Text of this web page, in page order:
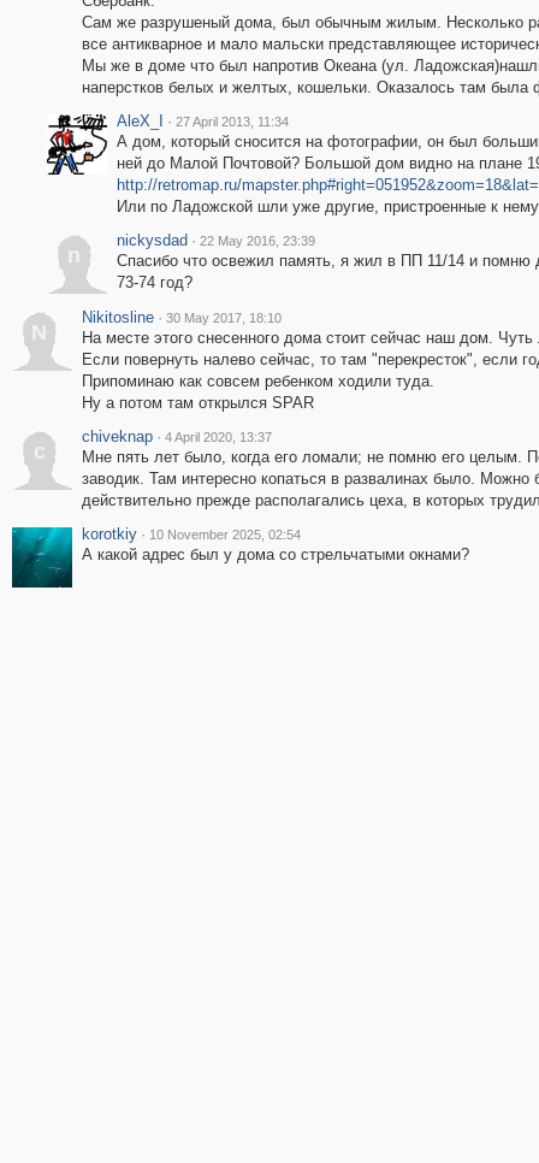
Сам же разрушеный дома, был обычным жилым. Несколько
все антикварное и мало мальски представляющее
Мы же в доме что был напротив Океана (ул.
наперстков белых и желтых, кошельки. Оказалось там была
AleX_I
· 27 April 2013, 11:34
А дом, который сносится на фотографии, он был
ней до Малой Почтовой? Большой дом видно на плане
http://retromap.ru/
Или по Ладожской шли уже другие, пристроенные к
n
nickysdad · 22 May 2016, 23:39
Спасибо что освежил память, я жил в ПП 11/14 и помню
73-74 год?
N
Nikitosline · 30 May 2017, 18:10
На месте этого снесенного дома стоит сейчас наш дом. Чуть
Если повернуть налево сейчас, то там "перекресток", если
Припоминаю как совсем ребенком ходили туда.
Ну а потом там открылся SPAR
c
chiveknap · 4 April 2020, 13:37
Мне пять лет было, когда его ломали; не помню его целым.
заводик. Там интересно копаться в развалинах было.
действительно прежде располагались цеха, в которых
korotkiy · 10 November 2025, 02:54
А какой адрес был у дома со стрельчатыми окнами?